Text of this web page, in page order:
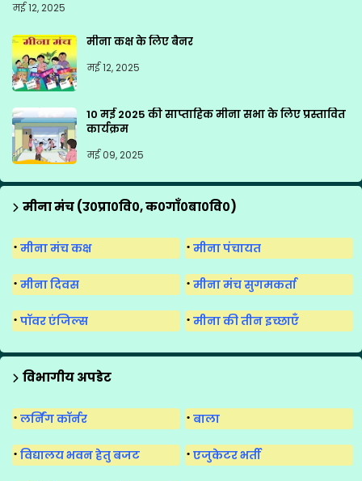
मई 12, 2025
मीना कक्ष के लिए बैनर
मई 12, 2025
10 मई 2025 की साप्ताहिक मीना सभा के लिए प्रस्तावित
कार्यक्रम
मई 09, 2025
मीना मंच (उ०प्रा०वि०, क०गाँ०बा०वि०)
मीना मंच कक्ष मीना पंचायत
मीना दिवस मीना मंच सुगमकर्ता
पॉवर एंजिल्स मीना की तीन इच्छाएँ
विभागीय अपडेट
लर्निंग कॉर्नर बाला
विद्यालय भवन हेतु बजट एजुकेटर भर्ती